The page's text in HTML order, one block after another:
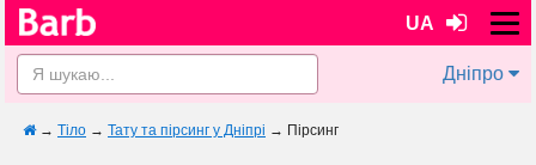
UA
Дніпро
→ Тіло → Тату та пірсинг у Дніпрі → Пірсинг